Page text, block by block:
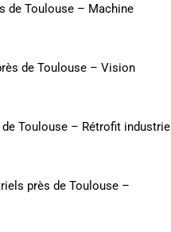
de Toulouse – Machine
de Toulouse – Vision
Toulouse – Rétrofit industriel
près de Toulouse –